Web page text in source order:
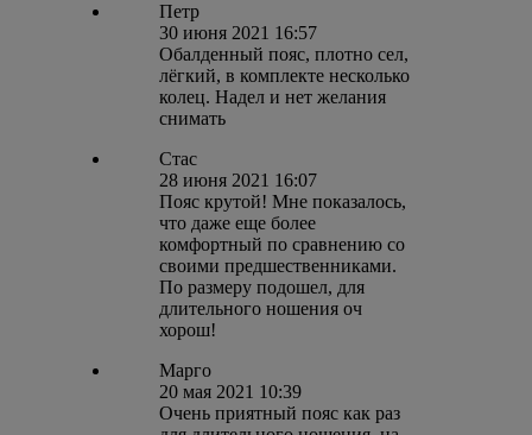
Петр
30 июня 2021 16:57
Обалденный пояс, плотно сел,
лёгкий, в комплекте несколько
колец. Надел и нет желания
снимать
Стас
28 июня 2021 16:07
Пояс крутой! Мне показалось,
что даже еще более
комфортный по сравнению со
своими предшественниками.
По размеру подошел, для
длительного ношения оч
хорош!
Марго
20 мая 2021 10:39
Очень приятный пояс как раз